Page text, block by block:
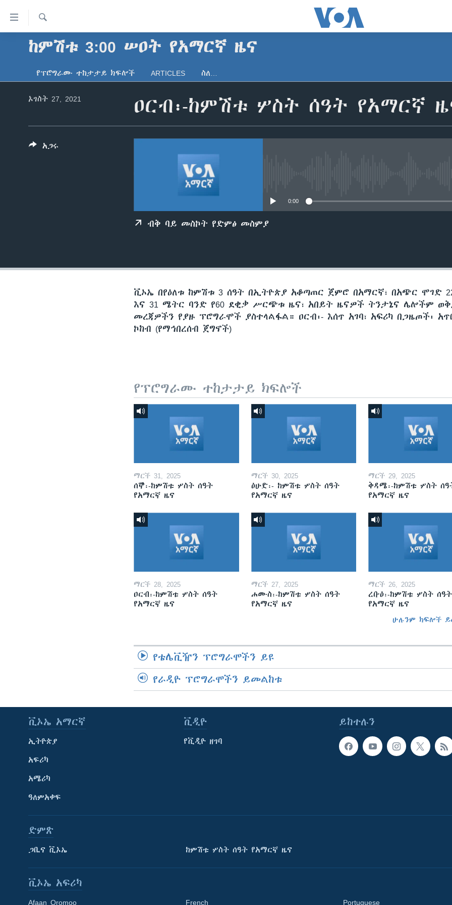
የመሥሪያ
ማገናኛዎች
አፍሪካ
ዓለምአቀፍ
ጋቢና ቪኦኤ
ከምሽቱ ሦስት ሰዓት የአማርኛ ዜና
ፈልግ
ከምሽቱ 3:00 ሠዐት የአማርኛ ዜና
የፕሮግራሙ ተከታታይ ክፍሎች ARTICLES ስለ…
ዐርብ፡-ከምሽቱ ሦስት ሰዓት የአማርኛ
ኦገስት 27, 2021
0:00
ብቅ ባይ መስኮት የድምፅ መስምያ
አጋሩ
ቪኦኤ በየዕለቱ ከምሽቱ 3 ሰዓት በኢትዮጵያ አቆጣጠር ጀምሮ በአማርኛ፣ በአጭር ሞገድ
እና 31 ሜትር ባንድ የ60 ደቂቃ ሥርጭቱ ዜና፣ አበይት ዜናዎች ትንታኔና ሌሎችም
መረጃዎችን የያዙ ፕሮግራሞች ያስተላልፋል። ዐርብ፡- እሰጥ አገባ፣ አፍሪካ በጋዜጦች፡
ኮከብ (የማኅበረሰብ ጀግኖች)
የፕሮግራሙ ተከታታይ ክፍሎች
ማርች 31, 2025
ሰኞ፡-ከምሽቱ ሦስት ሰዓት
የአማርኛ ዜና
ማርች 30, 2025
ዕሁድ፡- ከምሽቱ ሦስት ሰዓት
የአማርኛ ዜና
ማርች 29, 2025
ቅዳሜ፡-ከምሽቱ ሦስት
የአማርኛ ዜና
ማርች 28, 2025
ዐርብ፡-ከምሽቱ ሦስት ሰዓት
የአማርኛ ዜና
ማርች 27, 2025
ሐሙስ፡-ከምሽቱ ሦስት ሰዓት
የአማርኛ ዜና
ማርች 26, 2025
ረቡዕ፡-ከምሽቱ ሦስት ሰዓት
የአማርኛ ዜና
ሁሉንም ክፍሎች
የቴሌቪዥን ፕሮግራሞችን ይዩ
የራዲዮ ፕሮግራሞችን ይመልከቱ
ይከተሉን
ቪኦኤ አማርኛ
ኢትዮጵያ
አፍሪካ
አሜሪካ
ዓለምአቀፍ
ቪዲዮ
የቪዲዮ ዘገባ
ድምጽ
ጋቢና ቪኦኤ ከምሽቱ ሦስት ሰዓት የአማርኛ ዜና
ቪኦኤ አፍሪካ
Afaan Oromoo French Portuguese